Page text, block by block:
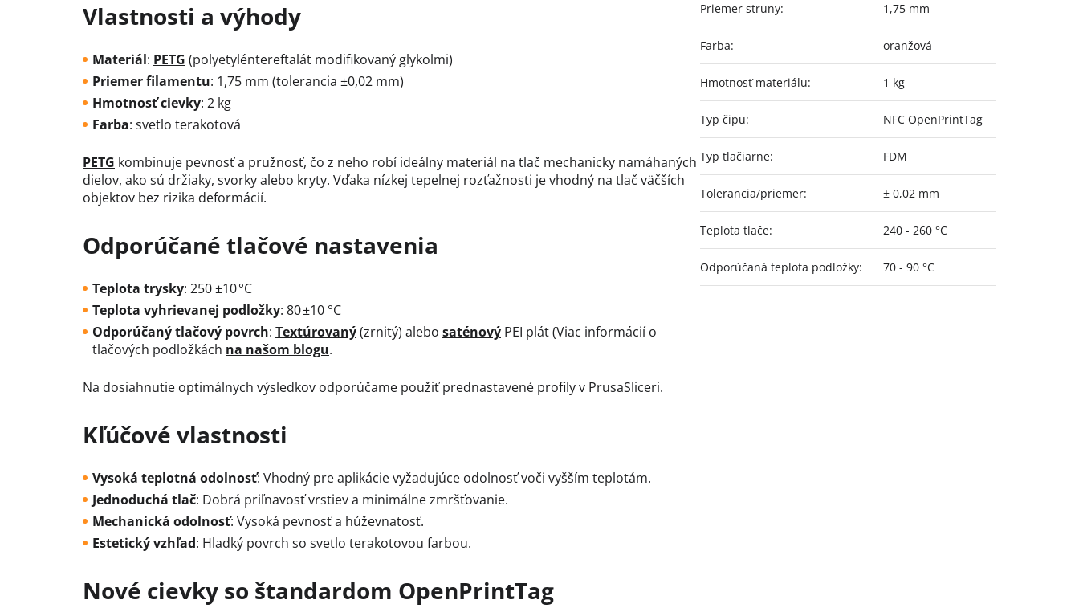
Vlastnosti a výhody
Materiál: PETG (polyetyléntereftalát modifikovaný glykolmi)
Priemer filamentu: 1,75 mm (tolerancia ±0,02 mm)
Hmotnosť cievky: 2 kg
Farba: svetlo terakotová
PETG kombinuje pevnosť a pružnosť, čo z neho robí ideálny materiál na tlač mechanicky namáhaných
dielov, ako sú držiaky, svorky alebo kryty. Vďaka nízkej tepelnej rozťažnosti je vhodný na tlač väčších
objektov bez rizika deformácií.
Odporúčané tlačové nastavenia
Teplota trysky: 250 ±10 °C
Teplota vyhrievanej podložky: 80 ±10 °C
Odporúčaný tlačový povrch: Textúrovaný(zrnitý) alebo saténový PEI plát (Viac informácií o
tlačových podložkách na našom blogu.
Na dosiahnutie optimálnych výsledkov odporúčame použiť prednastavené profily v PrusaSliceri.
Kľúčové vlastnosti
Vysoká teplotná odolnosť: Vhodný pre aplikácie vyžadujúce odolnosť voči vyšším teplotám.
Jednoduchá tlač: Dobrá priľnavosť vrstiev a minimálne zmršťovanie.
Mechanická odolnosť: Vysoká pevnosť a húževnatosť.
Estetický vzhľad: Hladký povrch so svetlo terakotovou farbou.
Nové cievky so štandardom OpenPrintTag
Priemer struny: 1,75 mm
Farba: oranžová
Hmotnosť materiálu: 1 kg
Typ čipu: NFC OpenPrintTag
Typ tlačiarne: FDM
Tolerancia/priemer: ± 0,02 mm
Teplota tlače: 240 - 260 °C
Odporúčaná teplota podložky: 70 - 90 °C